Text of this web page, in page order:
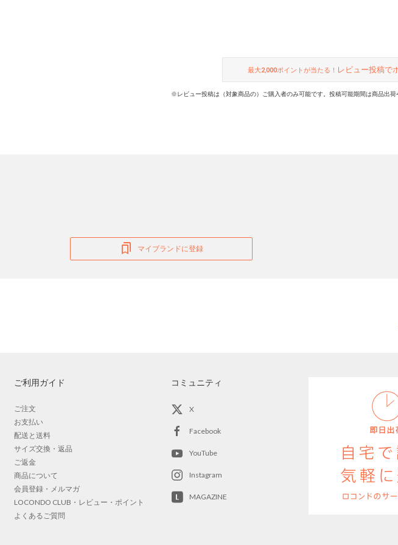
最大2,000ポイントが当たる！ レビュー投稿で
※レビュー投稿は（対象商品の）ご購入者のみ可能です。投稿可能期間は商品出
マイブランドに登録
ご利用ガイド
ご注文
お支払い
配送と送料
サイズ交換・返品
ご返金
商品について
会員登録・メルマガ
LOCONDO CLUB・レビュー・ポイント
よくあるご質問
コミュニティ
X
Facebook
YouTube
Instagram
MAGAZINE